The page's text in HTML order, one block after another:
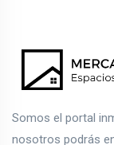
Somos el portal
nosotros podrás